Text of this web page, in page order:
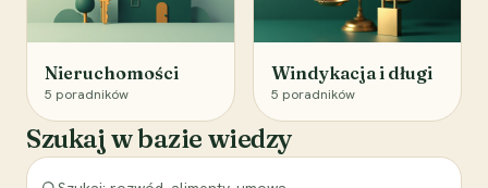
Nieruchomości
5 poradników
Windykacja i długi
5 poradników
Szukaj w bazie wiedzy